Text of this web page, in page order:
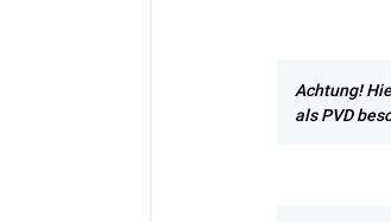
Achtung!
als PVD